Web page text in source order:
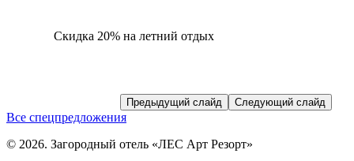
Скидка 20% на летний отдых
Предыдущий слайд Следующий слайд
Все спецпредложения
© 2026. Загородный отель «ЛЕС Арт Резорт»